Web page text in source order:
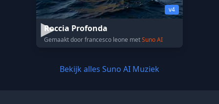
v4
Roccia Profonda
Gemaakt door francesco leone metSuno AI
Bekijk alles Suno AI Muziek